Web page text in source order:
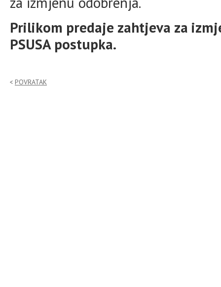
Prilikom predaje zahtjeva za
PSUSA postupka.
POVRATAK